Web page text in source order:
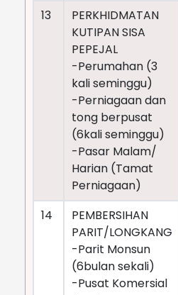
13
PERKHIDMATAN
KUTIPAN SISA
PEPEJAL
-Perumahan (3
kali seminggu)
-Perniagaan dan
tong berpusat
(6kali seminggu)
-Pasar Malam/
Harian (Tamat
Perniagaan)
14
PEMBERSIHAN
PARIT/LONGKANG
-Parit Monsun
(6bulan sekali)
-Pusat Komersial